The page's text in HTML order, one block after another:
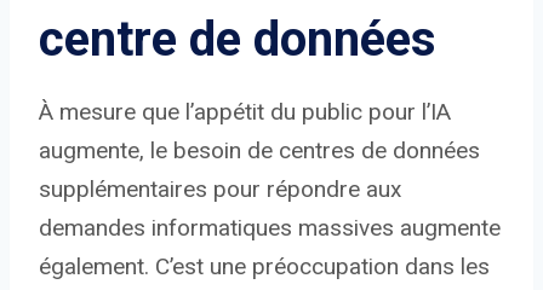
centre de données
À mesure que l’appétit du public pour l’IA
augmente, le besoin de centres de données
supplémentaires pour répondre aux
demandes informatiques massives augmente
également. C’est une préoccupation dans les